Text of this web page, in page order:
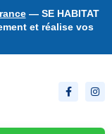
— SE HABITAT
et réalise vos